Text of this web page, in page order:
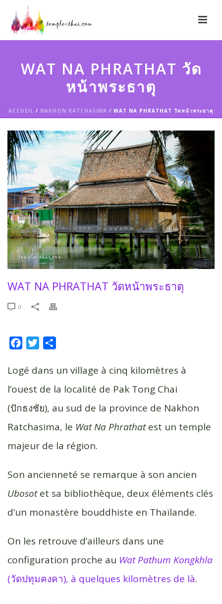
WAT NA PHRATHAT วัด
หน้าพระธาตุ
ACCUEIL / NAKHON RATCHASIMA / WAT NA PHRATHAT วัดหน้าพระธาตุ
WAT NA PHRATHAT วัดหน้าพระธาตุ
0
c
b
o
k
i
t
e
r
a
g
r
Logé dans un village à cinq kilomètres à
l’ouest de la localité de Pak Tong Chai
(ปักธงชัย), au sud de la province de Nakhon
Ratchasima, le Wat Na Phrathatest un temple
majeur de la région.
Son ancienneté se remarque à son ancien
Ubosotet sa bibliothèque, deux éléments clés
d’un monastère bouddhiste en Thaïlande.
On les retrouve d’ailleurs dans une
configuration proche au Wat Pathum Kongkhla
(วัดปทุมคงคา), à quelques kilomètres de là.